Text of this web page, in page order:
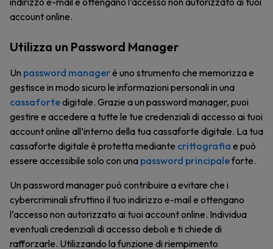
account online.
Utilizza un Password Manager
Un password managerè uno strumento che memorizza e
gestisce in modo sicuro le informazioni personali in una
cassafortedigitale. Grazie a un password manager, puoi
gestire e accedere a tutte le tue credenziali di accesso ai tuoi
account online all’interno della tua cassaforte digitale. La tua
cassaforte digitale è protetta mediante crittografia e può
essere accessibile solo con una password principaleforte.
Un password manager può contribuire a evitare che i
cybercriminali sfruttino il tuo indirizzo e-mail e ottengano
l’accesso non autorizzato ai tuoi account online. Individua
eventuali credenziali di accesso deboli e ti chiede di
rafforzarle. Utilizzando la funzione di riempimento